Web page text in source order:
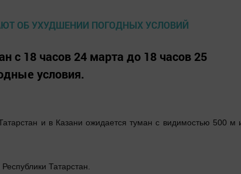
с 18 часов 24 марта до 18 часов 25
условия.
и в Казани ожидается туман с видимостью 500 м
Татарстан.